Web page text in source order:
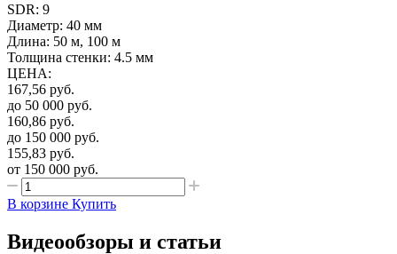
SDR: 9
Диаметр: 40 мм
Длина: 50 м, 100 м
Толщина стенки: 4.5 мм
ЦЕНА:
167,56 руб.
до 50 000 руб.
160,86 руб.
до 150 000 руб.
155,83 руб.
от 150 000 руб.
В корзине Купить
Видеообзоры и статьи